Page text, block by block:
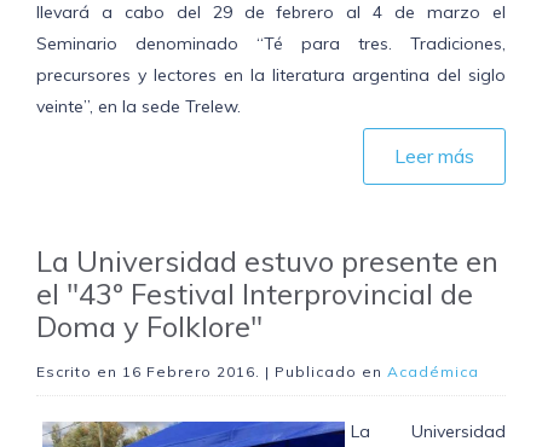
llevará a cabo del 29 de febrero al 4 de marzo el
Seminario denominado “Té para tres. Tradiciones,
precursores y lectores en la literatura argentina del siglo
veinte”, en la sede Trelew.
Leer más
La Universidad estuvo presente en
el "43º Festival Interprovincial de
Doma y Folklore"
Escrito en 16 Febrero 2016. | Publicado en Académica
La Universidad